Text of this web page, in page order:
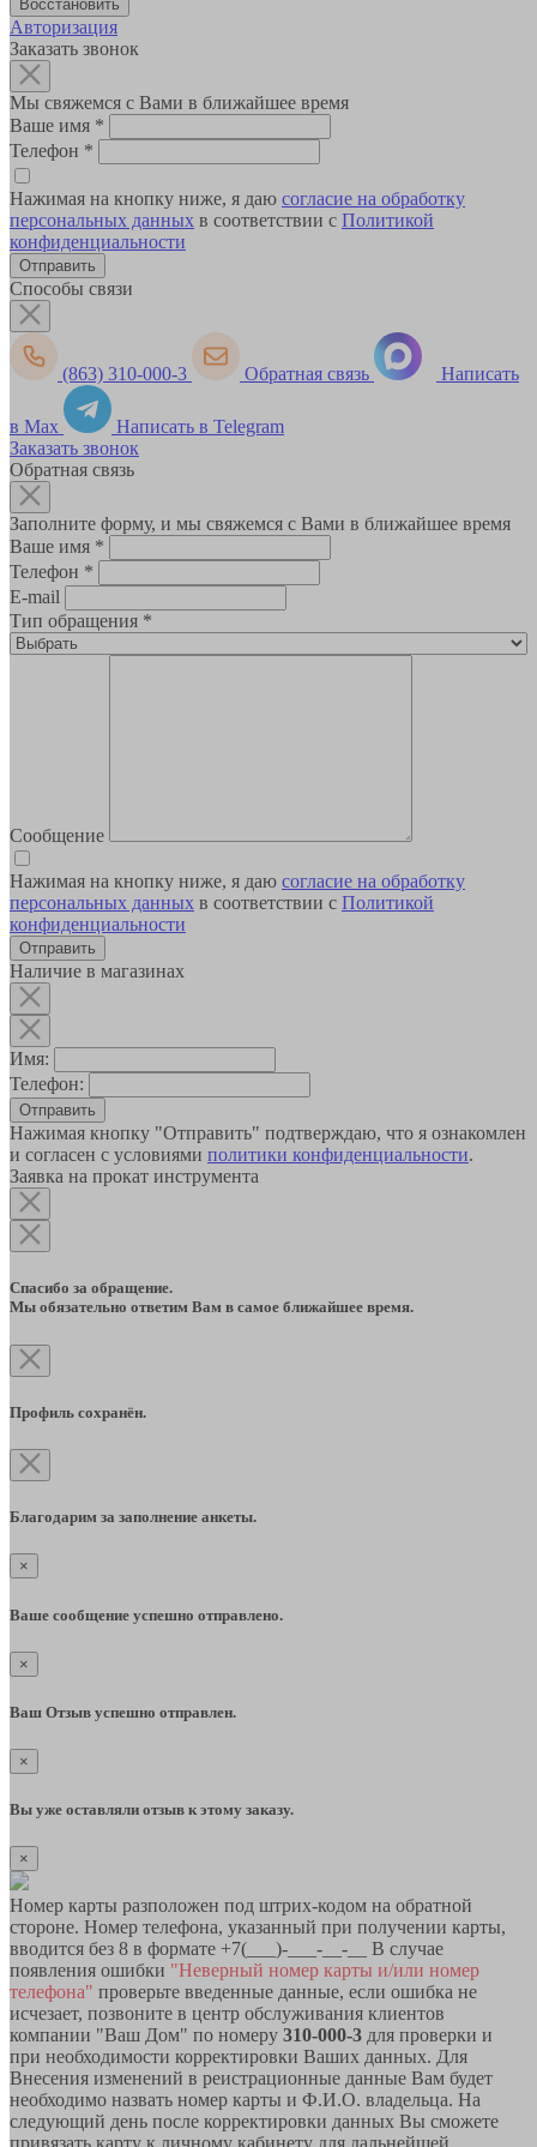
Авторизация
Заказать звонок
Мы свяжемся с Вами в ближайшее время
Ваше имя *
Телефон *
Нажимая на кнопку ниже, я даю согласие на обработку
персональных данных в соответствии с Политикой
конфиденциальности
Способы связи
(863) 310-000-3 Обратная связь Написать
в Max
Написать в Telegram
Заказать звонок
Обратная связь
Заполните форму, и мы свяжемся с Вами в ближайшее время
Ваше имя *
Телефон *
E-mail
Тип обращения *
Сообщение
Нажимая на кнопку ниже, я даю согласие на обработку
персональных данных в соответствии с Политикой
конфиденциальности
Наличие в магазинах
Имя:
Телефон:
Отправить
Нажимая кнопку "Отправить" подтверждаю, что я ознакомлен
и согласен с условиями политики конфиденциальности.
Заявка на прокат инструмента
Спасибо за обращение.
Мы обязательно ответим Вам в самое ближайшее время.
Профиль сохранён.
Благодарим за заполнение анкеты.
×
Ваше сообщение успешно отправлено.
×
Ваш Отзыв успешно отправлен.
×
Вы уже оставляли отзыв к этому заказу.
×
Номер карты разположен под штрих-кодом на обратной
стороне. Номер телефона, указанный при получении карты,
вводится без 8 в формате +7(___)-___-__-__ В случае
появления ошибки "Неверный номер карты и/или номер
телефона" проверьте введенные данные, если ошибка не
исчезает, позвоните в центр обслуживания клиентов
компании "Ваш Дом" по номеру 310-000-3 для проверки и
при необходимости корректировки Ваших данных. Для
Внесения изменений в реистрационные данные Вам будет
необходимо назвать номер карты и Ф.И.О. владельца. На
следующий день после корректировки данных Вы сможете